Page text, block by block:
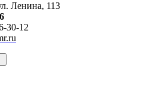
Ленина, 113
30-12